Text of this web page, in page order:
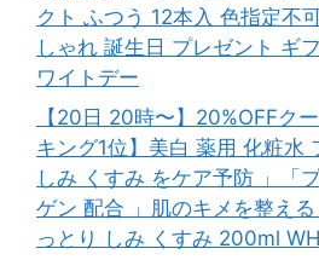
クト ふつう 12本入 色指定
しゃれ 誕生日 プレゼント ギ
ワイトデー
【20日 20時〜】20%OFFク
キング1位】美白 薬用 化粧水
しみ くすみ をケア予防 」「
ゲン 配合 」肌のキメを整え
っとり しみ くすみ 200ml